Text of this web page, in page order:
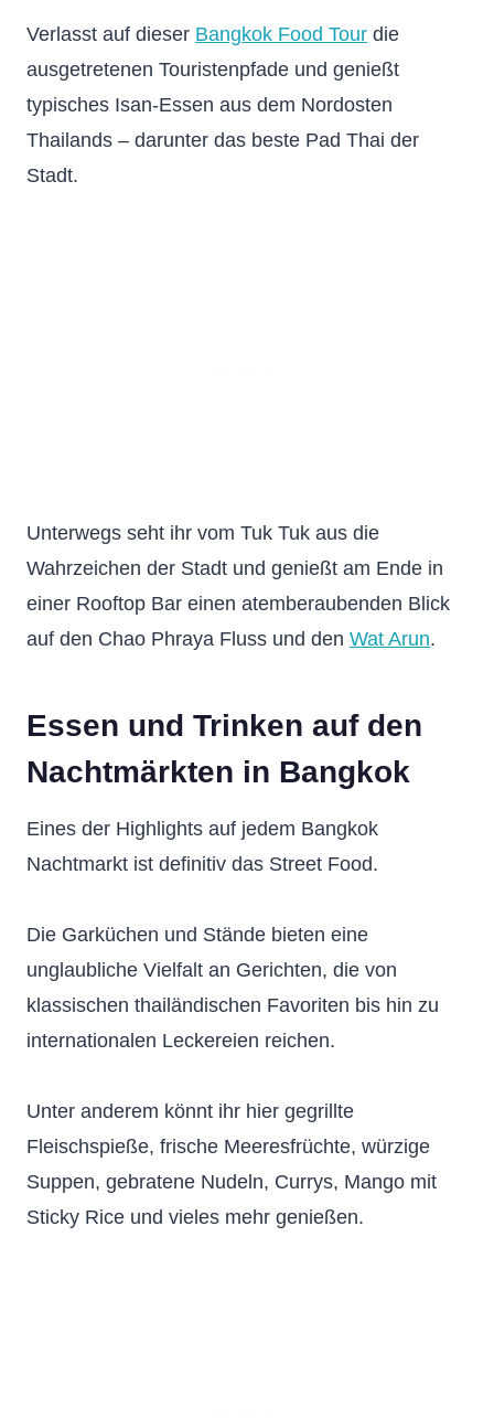
Verlasst auf dieser Bangkok Food Tour die
ausgetretenen Touristenpfade und genießt
typisches Isan-Essen aus dem Nordosten
Thailands – darunter das beste Pad Thai der
Stadt.
Unterwegs seht ihr vom Tuk Tuk aus die
Wahrzeichen der Stadt und genießt am Ende in
einer Rooftop Bar einen atemberaubenden Blick
auf den Chao Phraya Fluss und den Wat Arun.
Essen und Trinken auf den
Nachtmärkten in Bangkok
Eines der Highlights auf jedem Bangkok
Nachtmarkt ist definitiv das Street Food.
Die Garküchen und Stände bieten eine
unglaubliche Vielfalt an Gerichten, die von
klassischen thailändischen Favoriten bis hin zu
internationalen Leckereien reichen.
Unter anderem könnt ihr hier gegrillte
Fleischspieße, frische Meeresfrüchte, würzige
Suppen, gebratene Nudeln, Currys, Mango mit
Sticky Rice und vieles mehr genießen.